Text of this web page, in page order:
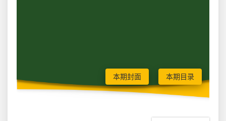
本期封面 本期目录